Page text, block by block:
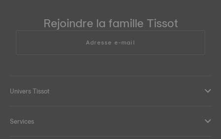
Rejoindre la famille Tissot
Adresse e-mail
Univers Tissot
Services